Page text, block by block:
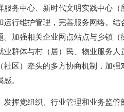
服务中心、新时代文明实践中心
运行维护管理，完善服务网络。
加强相关企业网点站点与乡镇（
业群体与村（居）民、物业服务
社区）牵头的多方协商机制，加
。
党组织、行业管理和业务监管